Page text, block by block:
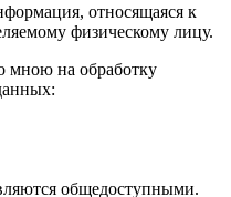
относящаяся к
физическому лицу.
мною на обработку
общедоступными.